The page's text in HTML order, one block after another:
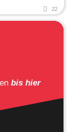
22
bis hier